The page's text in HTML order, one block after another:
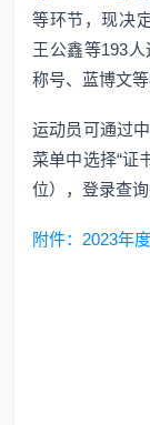
等环节，现决
王公鑫等193
称号、蓝博文
运动员可通过
菜单中选择“证
位），登录查
附件：2023年